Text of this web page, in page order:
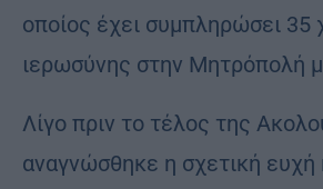
οποίος έχει συμπληρώσει 35
ιερωσύνης στην Μητρόπολή
Λίγο πριν το τέλος της
αναγνώσθηκε η σχετική ευχή